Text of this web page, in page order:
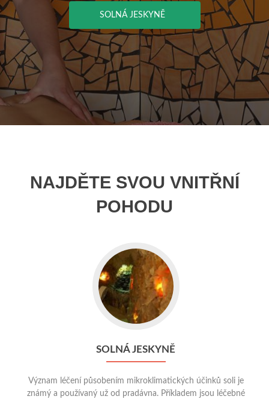
SOLNÁ JESKYNĚ
NAJDĚTE SVOU VNITŘNÍ
POHODU
Go
to
Solná
jeskyně
SOLNÁ JESKYNĚ
Význam léčení působením mikroklimatických účinků soli je
známý a používaný už od pradávna. Příkladem jsou léčebné